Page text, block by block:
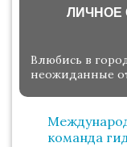
ЛИЧНОЕ
Влюбись в
неожиданные
команда